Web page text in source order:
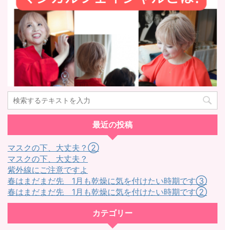
最近の投稿
マスクの下、大丈夫？②
マスクの下、大丈夫？
紫外線にご注意ですよ
春はまだまだ先 1月も乾燥に気を付けたい時期です③
春はまだまだ先 1月も乾燥に気を付けたい時期です②
カテゴリー